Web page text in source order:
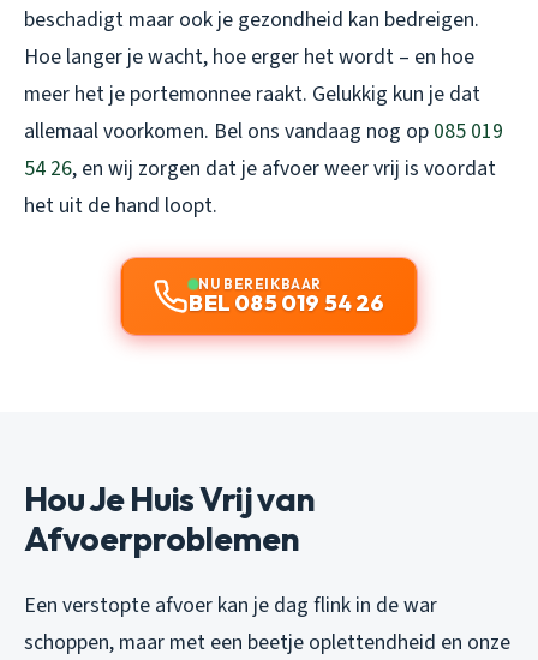
beschadigt maar ook je gezondheid kan bedreigen.
Hoe langer je wacht, hoe erger het wordt – en hoe
meer het je portemonnee raakt. Gelukkig kun je dat
allemaal voorkomen. Bel ons vandaag nog op 085 019
54 26, en wij zorgen dat je afvoer weer vrij is voordat
het uit de hand loopt.
NU BEREIKBAAR
BEL 085 019 54 26
Hou Je Huis Vrij van
Afvoerproblemen
Een verstopte afvoer kan je dag flink in de war
schoppen, maar met een beetje oplettendheid en onze